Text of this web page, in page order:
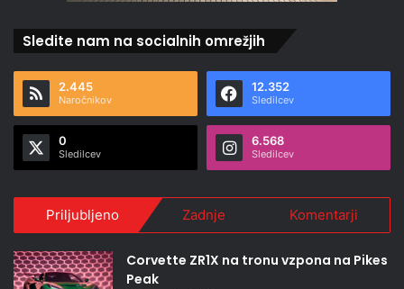
Sledite nam na socialnih omrežjih
2.445
Naročnikov
12.352
Sledilcev
0
Sledilcev
6.568
Sledilcev
Priljubljeno Zadnje Komentarji
Corvette ZR1X na tronu vzpona na Pikes
Peak